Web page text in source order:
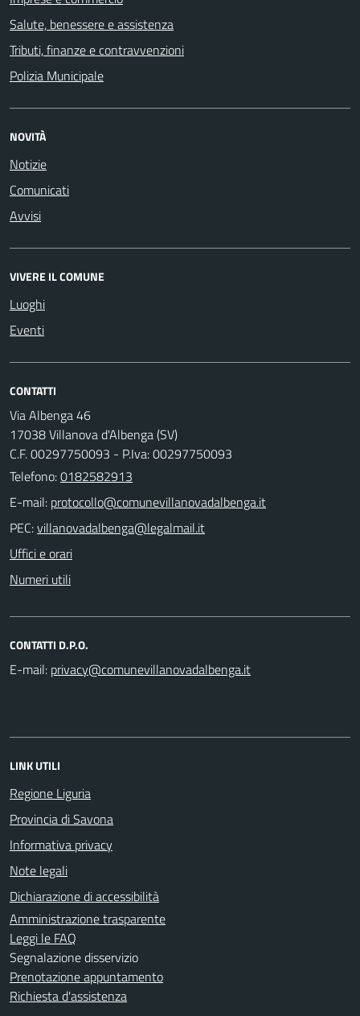
Salute, benessere e assistenza
Tributi, finanze e contravvenzioni
Polizia Municipale
NOVITÀ
Notizie
Comunicati
Avvisi
VIVERE IL COMUNE
Luoghi
Eventi
CONTATTI
Via Albenga 46
17038 Villanova d'Albenga (SV)
C.F. 00297750093 - P.Iva: 00297750093
Telefono:0182582913
E-mail:
PEC:
Uffici e orari
Numeri utili
CONTATTI D.P.O.
E-mail:
LINK UTILI
Regione Liguria
Provincia di Savona
Informativa privacy
Note legali
Dichiarazione di accessibilità
Amministrazione trasparente
Leggi le FAQ
Segnalazione disservizio
Prenotazione appuntamento
Richiesta d'assistenza